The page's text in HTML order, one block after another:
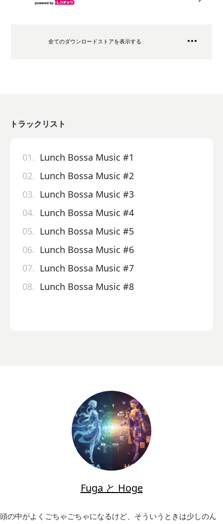
全てのダウンロードストアを表示する
トラックリスト
01. Lunch Bossa Music #1
02. Lunch Bossa Music #2
03. Lunch Bossa Music #3
04. Lunch Bossa Music #4
05. Lunch Bossa Music #5
06. Lunch Bossa Music #6
07. Lunch Bossa Music #7
08. Lunch Bossa Music #8
Fuga と Hoge
頭の中がよくごちゃごちゃになるけど、そういうときは少しのん